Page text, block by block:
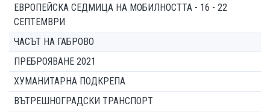
ЕВРОПЕЙСКА СЕДМИЦА НА МОБИЛНОСТТА - 16 - 22
СЕПТЕМВРИ
ЧАСЪТ НА ГАБРОВО
ПРЕБРОЯВАНЕ 2021
ХУМАНИТАРНА ПОДКРЕПА
ВЪТРЕШНОГРАДСКИ ТРАНСПОРТ